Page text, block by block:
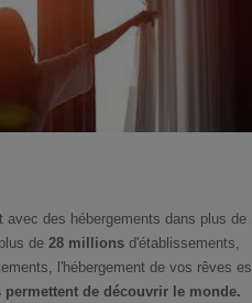
des hébergements dans plus de
de 28 millions d'établissements,
l'hébergement de vos rêves
permettent de découvrir le monde.